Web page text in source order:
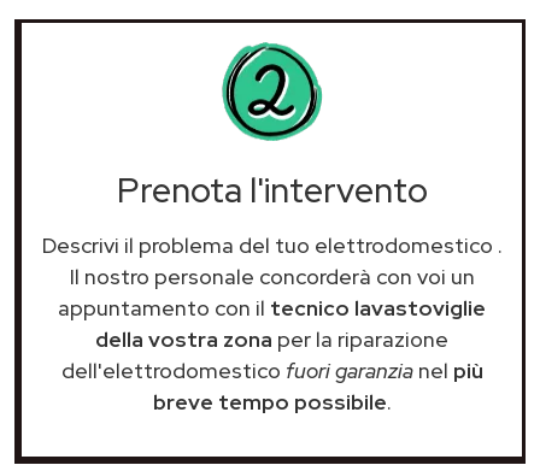
Prenota l'intervento
Descrivi il problema del tuo elettrodomestico .
Il nostro personale concorderà con voi un
appuntamento con il tecnico lavastoviglie
della vostra zona per la riparazione
dell'elettrodomestico fuori garanzianel più
breve tempo possibile.